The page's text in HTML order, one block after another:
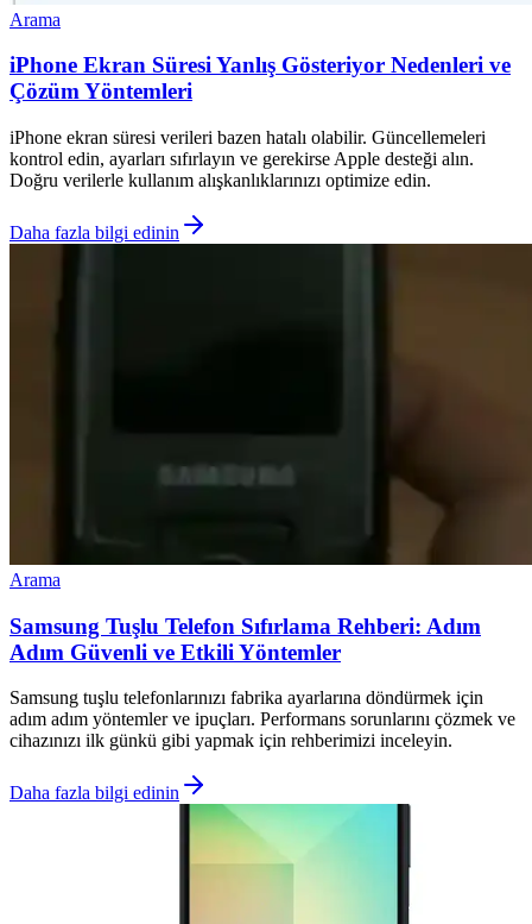
Arama
iPhone Ekran Süresi Yanlış Gösteriyor Nedenleri ve
Çözüm Yöntemleri
iPhone ekran süresi verileri bazen hatalı olabilir. Güncellemeleri
kontrol edin, ayarları sıfırlayın ve gerekirse Apple desteği alın.
Doğru verilerle kullanım alışkanlıklarınızı optimize edin.
Daha fazla bilgi edinin
Arama
Samsung Tuşlu Telefon Sıfırlama Rehberi: Adım
Adım Güvenli ve Etkili Yöntemler
Samsung tuşlu telefonlarınızı fabrika ayarlarına döndürmek için
adım adım yöntemler ve ipuçları. Performans sorunlarını çözmek ve
cihazınızı ilk günkü gibi yapmak için rehberimizi inceleyin.
Daha fazla bilgi edinin